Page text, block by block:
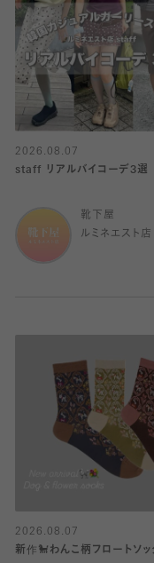
2026.08.07
staff リアルバイコーデ3選
靴下屋
ルミネエスト店
2026.08.07
新作🐩わんこ柄フロートソッ